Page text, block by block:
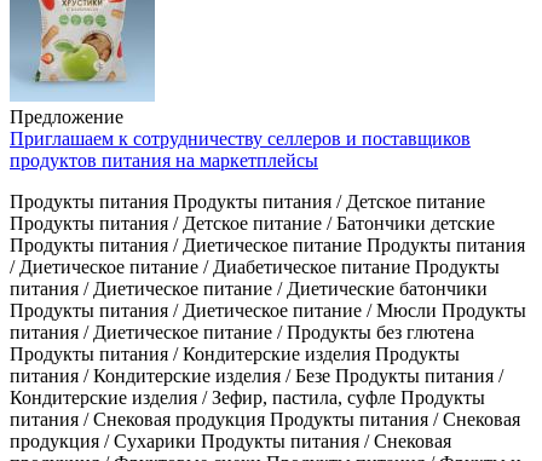
Предложение
Приглашаем к сотрудничеству селлеров и поставщиков
продуктов питания на маркетплейсы
Продукты питания Продукты питания / Детское питание
Продукты питания / Детское питание / Батончики детские
Продукты питания / Диетическое питание Продукты питания
/ Диетическое питание / Диабетическое питание Продукты
питания / Диетическое питание / Диетические батончики
Продукты питания / Диетическое питание / Мюсли Продукты
питания / Диетическое питание / Продукты без глютена
Продукты питания / Кондитерские изделия Продукты
питания / Кондитерские изделия / Безе Продукты питания /
Кондитерские изделия / Зефир, пастила, суфле Продукты
питания / Снековая продукция Продукты питания / Снековая
продукция / Сухарики Продукты питания / Снековая